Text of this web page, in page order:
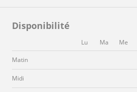
Disponibilité
Lu Ma Me
Matin
Midi